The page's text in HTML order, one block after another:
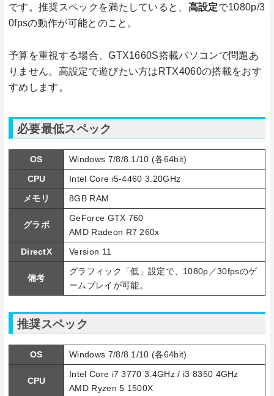
です。推奨スペックを満たしていると、 高設定で1080p/3
0fpsの動作が可能とのこと。
予算を重視する場合、GTX1660S搭載パソコンで問題あ
りません。高設定で遊びたい方はRTX4060の搭載をおす
すめします。
必要最低スペック
OS
Windows 7/8/8.1/10 (各64bit)
CPU
Intel Core i5-4460 3.20GHz
メモリ
8GB RAM
グラボ
GeForce GTX 760
AMD Radeon R7 260x
DirectX
Version 11
備考
グラフィック「低」設定で、1080p／30fpsのゲ
ームプレイが可能。
推奨スペック
OS Windows 7/8/8.1/10 (各64bit)
CPU
Intel Core i7 3770 3.4GHz / i3 8350 4GHz
AMD Ryzen 5 1500X